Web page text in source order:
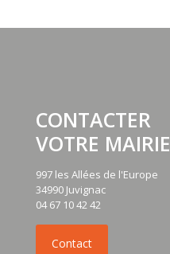
CONTACTER
VOTRE MAIRIE
997 les Allées de l'Europe
34990 Juvignac
04 67 10 42 42